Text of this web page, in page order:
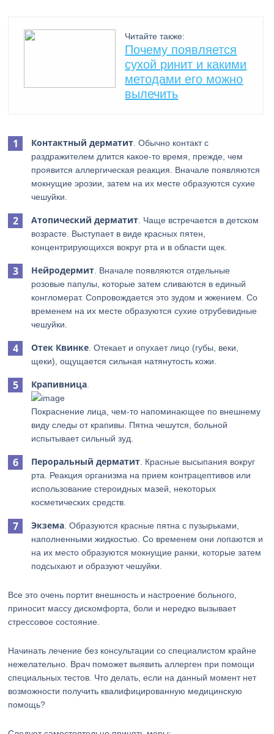
Читайте также:
Почему появляется
сухой ринит и какими
методами его можно
вылечить
Контактный дерматит . Обычно контакт с
раздражителем длится какое-то время, прежде, чем
проявится аллергическая реакция. Вначале появляются
мокнущие эрозии, затем на их месте образуются сухие
чешуйки.
Атопический дерматит . Чаще встречается в детском
возрасте. Выступает в виде красных пятен,
концентрирующихся вокруг рта и в области щек.
Нейродермит . Вначале появляются отдельные
розовые папулы, которые затем сливаются в единый
конгломерат. Сопровождается это зудом и жжением. Со
временем на их месте образуются сухие отрубевидные
чешуйки.
Отек Квинке . Отекает и опухает лицо (губы, веки,
щеки), ощущается сильная натянутость кожи.
Крапивница
Покраснение лица, чем-то напоминающее по внешнему
виду следы от крапивы. Пятна чешутся, больной
испытывает сильный зуд.
Пероральный дерматит . Красные высыпания вокруг
рта. Реакция организма на прием контрацептивов или
использование стероидных мазей, некоторых
косметических средств.
Экзема . Образуются красные пятна с пузырьками,
наполненными жидкостью. Со временем они лопаются и
на их место образуются мокнущие ранки, которые затем
подсыхают и образуют чешуйки.
Все это очень портит внешность и настроение больного,
приносит массу дискомфорта, боли и нередко вызывает
стрессовое состояние.
Начинать лечение без консультации со специалистом крайне
нежелательно. Врач поможет выявить аллерген при помощи
специальных тестов. Что делать, если на данный момент нет
возможности получить квалифицированную медицинскую
помощь?